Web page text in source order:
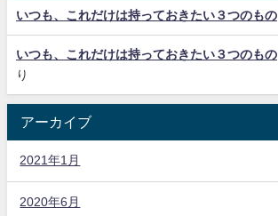
いつも、これだけは持っておきたい３つのもの
いつも、これだけは持っておきたい３つのもの
り
アーカイブ
2021年1月
2020年6月